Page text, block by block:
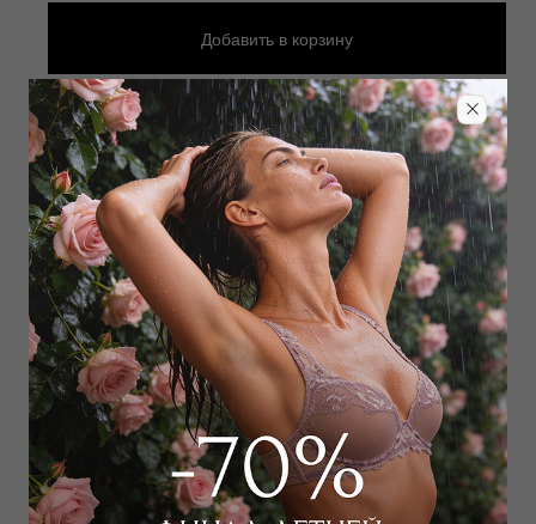
Дополнить образ
Добавить в корзину
Добавить в избранное
Забронировать в магазине